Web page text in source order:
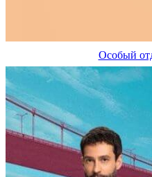
Особый